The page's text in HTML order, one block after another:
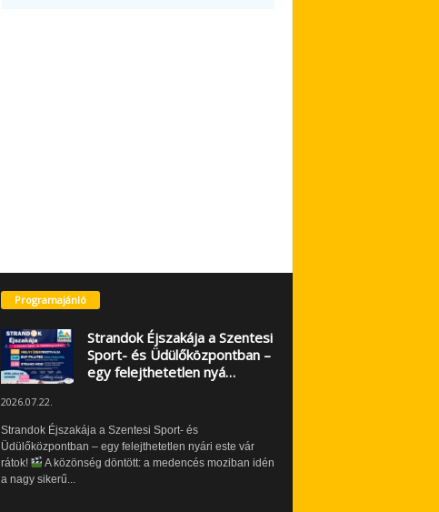
Programajánló
Strandok Éjszakája a Szentesi
Sport- és Üdülőközpontban –
egy felejthetetlen nyá…
2026.07.22.
Strandok Éjszakája a Szentesi Sport- és
Üdülőközpontban – egy felejthetetlen nyári este vár
rátok!
A közönség döntött: a medencés moziban idén
a nagy sikerű...